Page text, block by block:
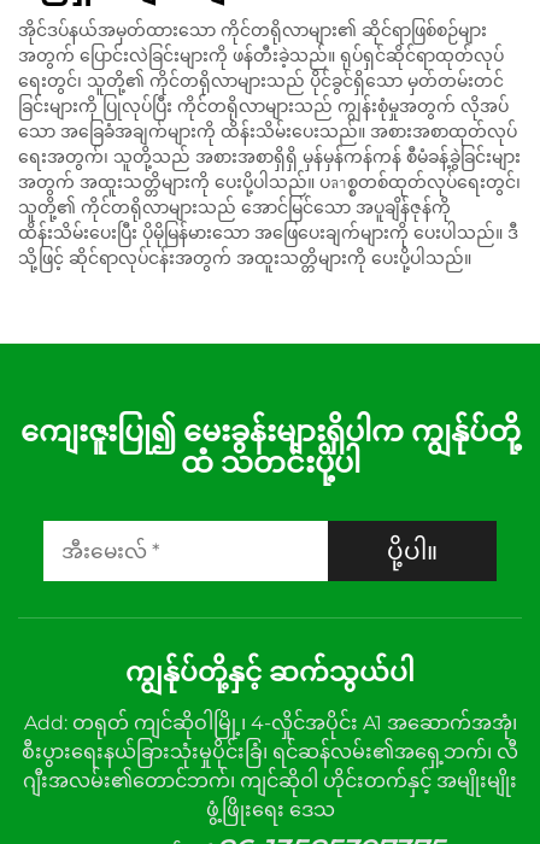
အိုင်ဒပ်နယ်အမှတ်ထားသော ကိုင်တရိုလာများ၏ ဆိုင်ရာဖြစ်စဉ်များ
အတွက် ပြောင်းလဲခြင်းများကို ဖန်တီးခဲ့သည်။ ရုပ်ရှင်ဆိုင်ရာထုတ်လုပ်
ရေးတွင်၊ သူတို့၏ ကိုင်တရိုလာများသည် ပိုင်ခွင်ရှိသော မှတ်တမ်းတင်
ခြင်းများကို ပြုလုပ်ပြီး ကိုင်တရိုလာများသည် ကျွန်းစုံမှုအတွက် လိုအပ်
သော အခြေခံအချက်များကို ထိန်းသိမ်းပေးသည်။ အစားအစာထုတ်လုပ်
ရေးအတွက်၊ သူတို့သည် အစားအစာရှိရှိ မှန်မှန်ကန်ကန် စီမံခန့်ခွဲခြင်းများ
အတွက် အထူးသတ္တိများကို ပေးပို့ပါသည်။ ပลาစ္စတစ်ထုတ်လုပ်ရေးတွင်၊
သူတို့၏ ကိုင်တရိုလာများသည် အောင်မြင်သော အပူချိန်ဇုန်ကို
ထိန်းသိမ်းပေးပြီး ပိုမိုမြန်မားသော အဖြေပေးချက်များကို ပေးပါသည်။ ဒီ
သို့ဖြင့် ဆိုင်ရာလုပ်ငန်းအတွက် အထူးသတ္တိများကို ပေးပို့ပါသည်။
ကျေးဇူးပြု၍ မေးခွန်းများရှိပါက ကျွန်ုပ်တို့
ထံ သတင်းပို့ပါ
ပို့ပါ။
ကျွန်ုပ်တို့နှင့် ဆက်သွယ်ပါ
Add: တရုတ် ကျင်ဆိုဝါမြို့၊ 4-လှိုင်အပိုင်း A1 အဆောက်အအုံ၊
စီးပွားရေးနယ်ခြားသုံးမှုပိုင်းခြံ၊ ရင်ဆန်လမ်း၏အရှေ့ဘက်၊ လီ
ဂျီးအလမ်း၏တောင်ဘက်၊ ကျင်ဆိုဝါ ဟိုင်းတက်နှင့် အမျိုးမျိုး
ဖွံ့ဖြိုးရေး ဒေသ